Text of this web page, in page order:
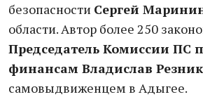
безопасности Сергей
области. Автор более 250
Председатель Комиссии ПС
финансам Владислав Резник
самовыдвиженцем в Адыгее.